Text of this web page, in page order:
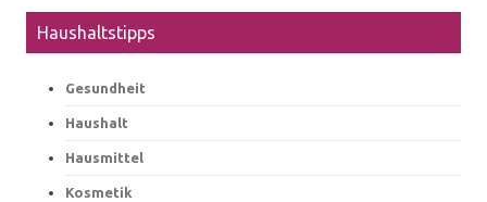
Haushaltstipps
Gesundheit
Haushalt
Hausmittel
Kosmetik